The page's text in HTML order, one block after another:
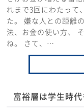
れまで3回にわたって
た。 嫌な人との距離
法、お金の使い方、
ね。 さて、…
富裕層は学生時